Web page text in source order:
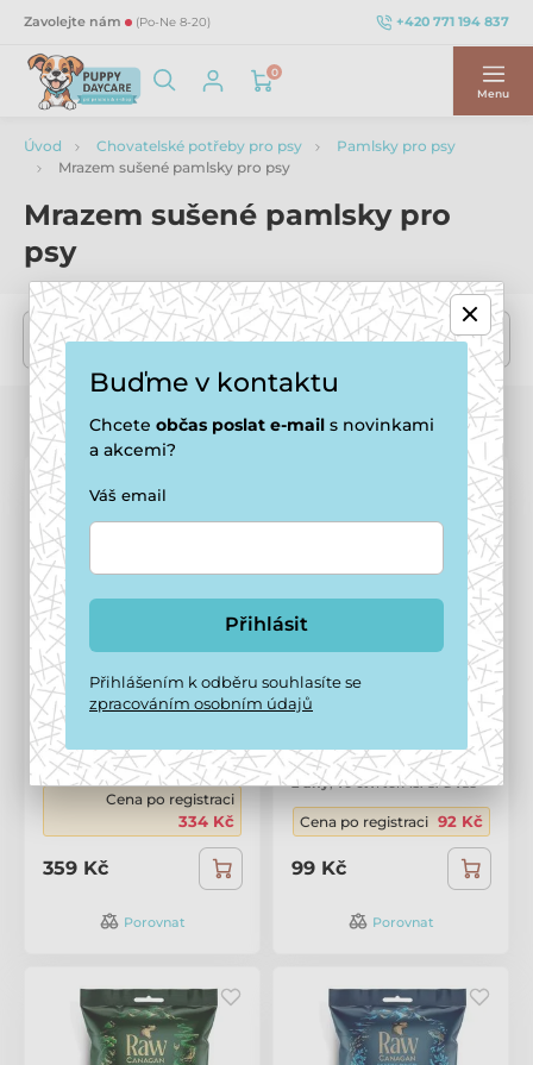
Zavolejte nám (Po-Ne 8-20) +420 771 194 837
0
Menu
Úvod Chovatelské potřeby pro psy
Pamlsky pro psy
Mrazem sušené pamlsky pro psy
Mrazem sušené pamlsky pro
psy
Filtr Řazení
Zobrazujeme 1-20 z 26 produktů
Fitmin For Life
Multipack mrazem
sušených pamlsků 6 ks
Skladem, zítra 8. 8. u vás
Cena po registraci
334 Kč
359 Kč
Porovnat
Canagan Raw Dog Beef
Treats 20g
2 dny,ve čtvrtek 13. 8. u vás
Cena po registraci 92 Kč
99 Kč
Porovnat
Buďme v kontaktu
Chcete občas poslat e-mail s novinkami
a akcemi?
Váš email
Přihlásit
Přihlášením k odběru souhlasíte se
zpracováním osobním údajů